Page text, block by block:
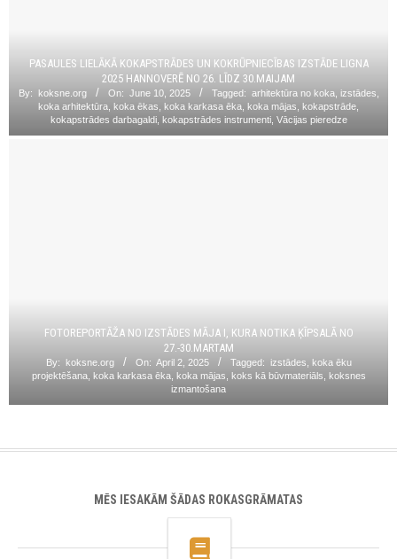
PASAULES LIELĀKĀ KOKAPSTRĀDES UN KOKRŪPNIECĪBAS IZSTĀDE LIGNA
2025 HANNOVERĒ NO 26. LĪDZ 30.MAIJAM
By: koksne.org On: June 10, 2025 Tagged: arhitektūra no koka izstādes
koka arhitektūra
koka ēkas koka karkasa ēka koka mājas kokapstrāde
kokapstrādes darbagaldi, kokapstrādes instrumenti, Vācijas pieredze
FOTOREPORTĀŽA NO IZSTĀDES MĀJA I, KURA NOTIKA ĶĪPSALĀ NO
27.-30.MARTAM
By: koksne.org On: April 2, 2025 Tagged: izstādes
koka ēku
projektēšana, koka karkasa ēka, koka mājas koks kā būvmateriāls
koksnes
izmantošana
MĒS IESAKĀM ŠĀDAS ROKASGRĀMATAS